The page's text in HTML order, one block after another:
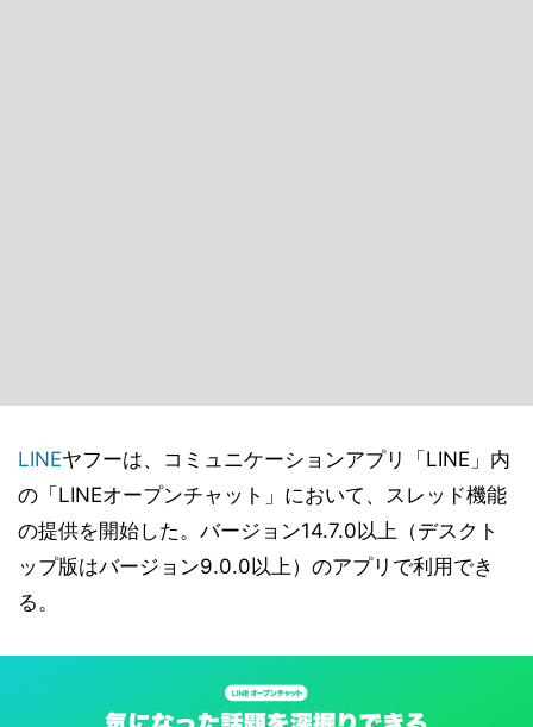
LINEヤフーは、コミュニケーションアプリ「LINE」内
の「LINEオープンチャット」において、スレッド機能
の提供を開始した。バージョン14.7.0以上（デスクト
ップ版はバージョン9.0.0以上）のアプリで利用でき
る。